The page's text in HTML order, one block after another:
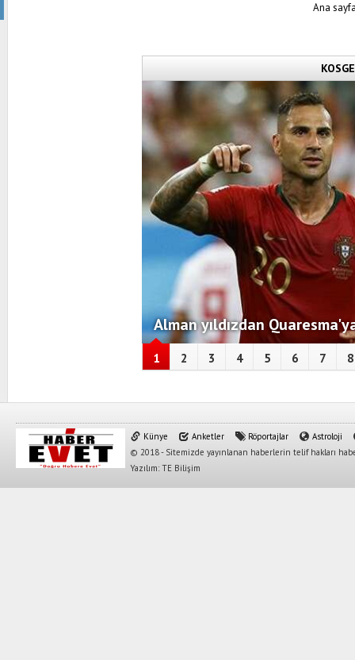
Ana
1 2 3 4 5 6 7 8
Alman yıldızdan
Künye Anketler Röportajlar
Astroloji
© 2018 - Sitemizde yayınlanan haberlerin telif hakları
Yazılım: TE Bilişim